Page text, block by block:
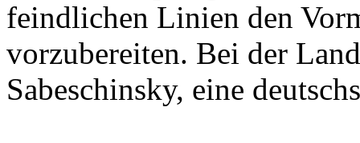
Die Nazi-Truppen hatten
aufgenommen, da sie die